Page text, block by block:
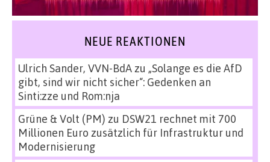
NEUE REAKTIONEN
Ulrich Sander, VVN-BdAzu „Solange es die AfD
gibt, sind wir nicht sicher“: Gedenken an
Sinti:zze und Rom:nja
Grüne & Volt (PM) zu DSW21 rechnet mit 700
Millionen Euro zusätzlich für Infrastruktur und
Modernisierung